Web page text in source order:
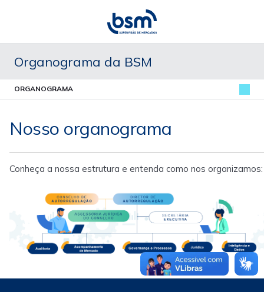
Organograma da BSM
ORGANOGRAMA
Nosso organograma
Conheça a nossa estrutura e entenda como nos organizamos: